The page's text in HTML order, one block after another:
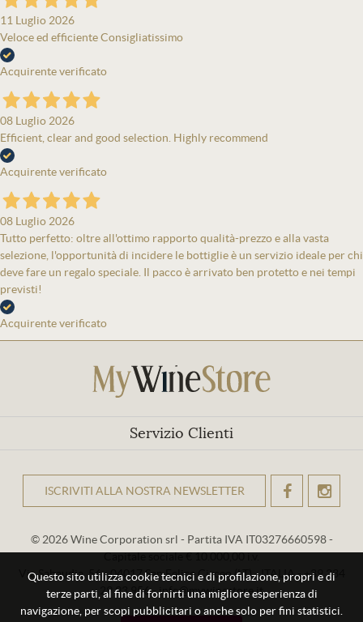
11 Luglio 2026
Veloce ed efficiente Consigliatissimo
Acquirente verificato
08 Luglio 2026
Efficient, clear and good selection. Highly recommend
Acquirente verificato
08 Luglio 2026
Tutto perfetto: oltre all'ottimo rapporto qualità-prezzo e alla vasta
selezione, l'opportunità di incidere le bottiglie è un servizio ideale per chi
deve fare un regalo speciale. Il pacco è arrivato ben protetto e nei tempi
previsti!
Acquirente verificato
Servizio Clienti
Questo sito utilizza cookie tecnici e di profilazione, propri e di
terze parti, al fine di fornirti una migliore esperienza di
navigazione, per scopi pubblicitari o anche solo per fini statistici.
ISCRIVITI ALLA NOSTRA NEWSLETTEROK
© 2026 Wine Corporation srl - Partita IVA IT03276660598 -
Capitale sociale € 10.000,00 i.v.
Via Sabaudia, 56 - 04017 San Felice Circeo (LT) - ITALIA - +39 334
29 93 956 - info@mywinestore.it